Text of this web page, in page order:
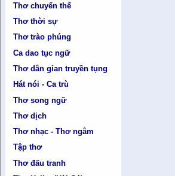
Thơ chuyển thể
Thơ thời sự
Thơ trào phúng
Ca dao tục ngữ
Thơ dân gian truyền tụng
Hát nói - Ca trù
Thơ song ngữ
Thơ dịch
Thơ nhạc - Thơ ngâm
Tập thơ
Thơ đấu tranh